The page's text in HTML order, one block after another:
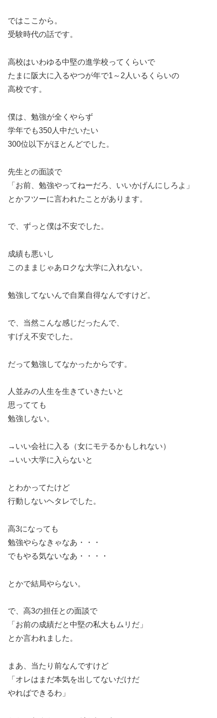
ではここから。
受験時代の話です。
高校はいわゆる中堅の進学校ってくらいで
たまに阪大に入るやつが年で1～2人いるくらいの
高校です。
僕は、勉強が全くやらず
学年でも350人中だいたい
300位以下がほとんどでした。
先生との面談で
「お前、勉強やってねーだろ、いいかげんにしろよ」
とかフツーに言われたことがあります。
で、ずっと僕は不安でした。
成績も悪いし
このままじゃあロクな大学に入れない。
勉強してないんで自業自得なんですけど。
で、当然こんな感じだったんで、
すげえ不安でした。
だって勉強してなかったからです。
人並みの人生を生きていきたいと
思ってても
勉強しない。
→いい会社に入る（女にモテるかもしれない）
→いい大学に入らないと
とわかってたけど
行動しないヘタレでした。
高3になっても
勉強やらなきゃなあ・・・
でもやる気ないなあ・・・・
とかで結局やらない。
で、高3の担任との面談で
「お前の成績だと中堅の私大もムリだ」
とか言われました。
まあ、当たり前なんですけど
「オレはまだ本気を出してないだけだ
やればできるわ」